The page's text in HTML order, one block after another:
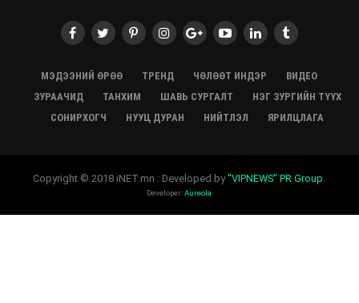
20/07/2026, 19:21
хийхээр хүрэлцэн ирлээ
Испанийн шигшээ баг ДАШТ-д хоёр дахь удаагаа
үзэсгэлэн нээгдлээ
20/07/2026, 16:20
МЭДЭЭНИЙ ӨРӨӨ ТРЕНД ЧӨЛӨӨТ ИНДЭР
ВИДЕО
ЗУРААЧИД
ТАНХИМ ШАВЬ СУРГАЛТ
НЭГ ЗУРГИЙН ТҮҮХ
СОНИРХОГЧ
НУУЦ ДУРАН НИЙТЛЭЛ ЯРИЛЦЛАГА
Copyright © 2018 iNET.mn : Developed by"VIPNEWS" PR Group
Developer:Aureola